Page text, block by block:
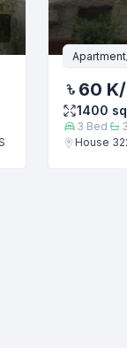
60 K
1400
3 Bed 3
House